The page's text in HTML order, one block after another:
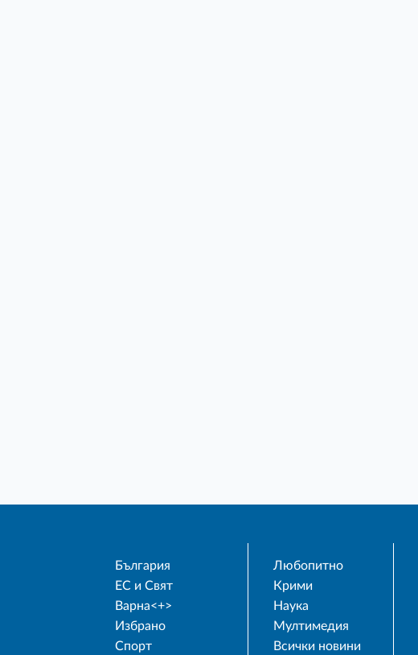
България
ЕС и Свят
Варна<+>
Избрано
Спорт
Любопитно
Крими
Наука
Мултимедия
Всички новини